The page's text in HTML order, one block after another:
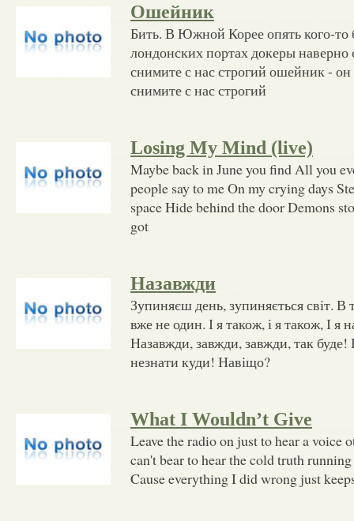
Ошейник
Бить. В Южной Корее опять кого-то
лондонских портах докеры наверно
снимите с нас строгий ошейник -
снимите с нас строгий
Losing My Mind (live)
Maybe back in June you find All you
people say to me On my crying days
space Hide behind the door Demons
got
Назавжди
Зупиняєш день, зупиняється світ. В
вже не один. І я також, і я також, І я
Назавжди, завжди, завжди, так буде!
незнати куди! Навіщо?
What I Wouldn’t Give
Leave the radio on just to hear a voice
can't bear to hear the cold truth
Cause everything I did wrong just